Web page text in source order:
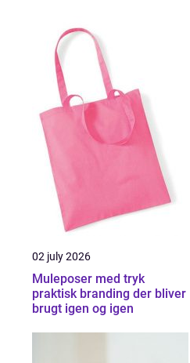
02 july 2026
Muleposer med tryk
praktisk branding der bliver
brugt igen og igen